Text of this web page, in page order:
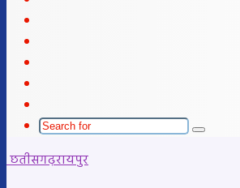
skin
Search
छतीसगढ़रायपुर